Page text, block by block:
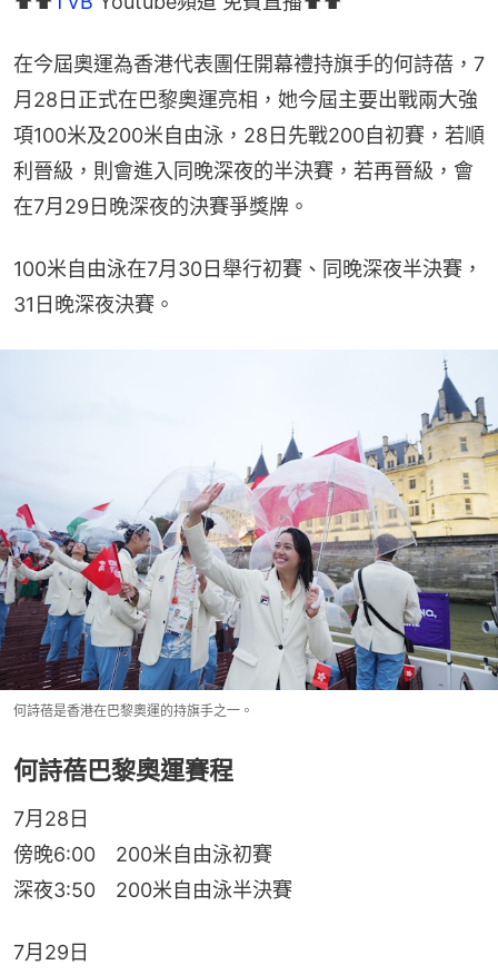
在今屆奧運為香港代表團任開幕禮持旗手的何詩蓓，7
月28日正式在巴黎奧運亮相，她今屆主要出戰兩大強
項100米及200米自由泳，28日先戰200自初賽，若順
利晉級，則會進入同晚深夜的半決賽，若再晉級，會
在7月29日晚深夜的決賽爭獎牌。
100米自由泳在7月30日舉行初賽、同晚深夜半決賽，
31日晚深夜決賽。
何詩蓓是香港在巴黎奧運的持旗手之一。
何詩蓓巴黎奧運賽程
7月28日
傍晚6:00　200米自由泳初賽
深夜3:50　200米自由泳半決賽
7月29日